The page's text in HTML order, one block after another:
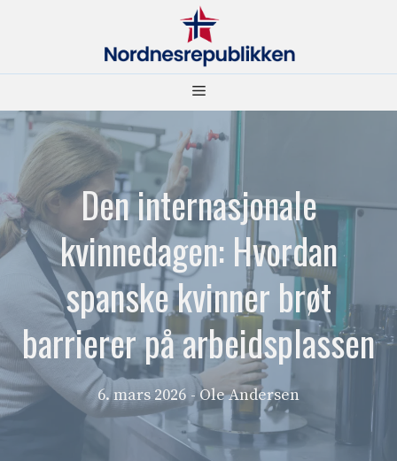
Meny
Den internasjonale
kvinnedagen: Hvordan
spanske kvinner brøt
barrierer på arbeidsplassen
6. mars 2026 - Ole Andersen